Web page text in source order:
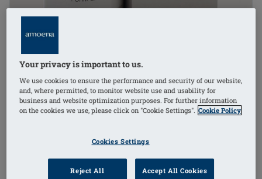
Your privacy is important to us.
We use cookies to ensure the performance and security of our website,
and, where permitted, to monitor website use and usability for
business and website optimization purposes. For further information
on the cookies we use, please click on "Cookie Settings". Cookie Policy
Cookies Settings
Reject All Accept All Cookies